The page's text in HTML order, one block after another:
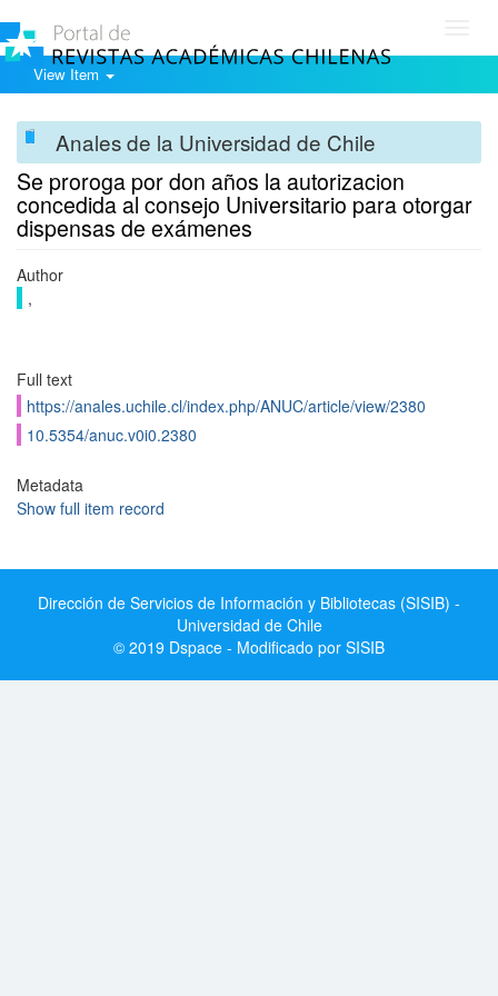
View Item
Anales de la Universidad de Chile
Se proroga por don años la autorizacion
concedida al consejo Universitario para otorgar
dispensas de exámenes
Author
,
Full text
https://anales.uchile.cl/index.php/ANUC/article/view/2380
10.5354/anuc.v0i0.2380
Metadata
Show full item record
Dirección de Servicios de Información y Bibliotecas (SISIB) -
Universidad de Chile
© 2019 Dspace - Modificado por SISIB